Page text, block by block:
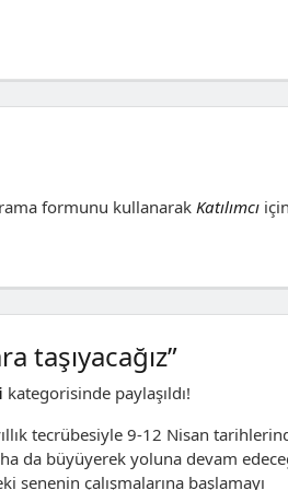
formunu kullanarakKatılımcı
taşıyacağız”
kategorisinde paylaşıldı!
tecrübesiyle 9-12 Nisan
da büyüyerek yoluna devam
senenin çalışmalarına başlamayı